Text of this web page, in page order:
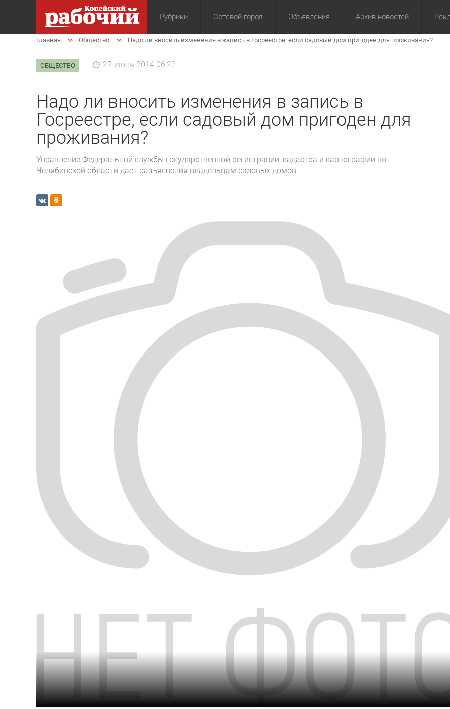
Рубрики
Общество Экономика Культура Политика Спорт ЖКХ
Сетевой город Объявления Архив новостей
За сутки За 3 дня
Главная Общество Надо ли вносить изменения в запись в Госреестре, если садовый дом пригоден для проживания?
ОБЩЕСТВО 27 июня 2014 06:22
Надо ли вносить изменения в запись в
Госреестре, если садовый дом пригоден для
проживания?
Управление Федеральной службы государственной регистрации, кадастра и картографии по
Челябинской области дает разъяснения владельцам садовых домов.